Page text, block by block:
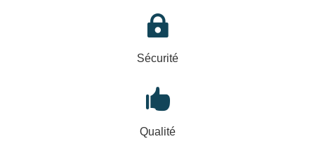

Sécurité

Qualité